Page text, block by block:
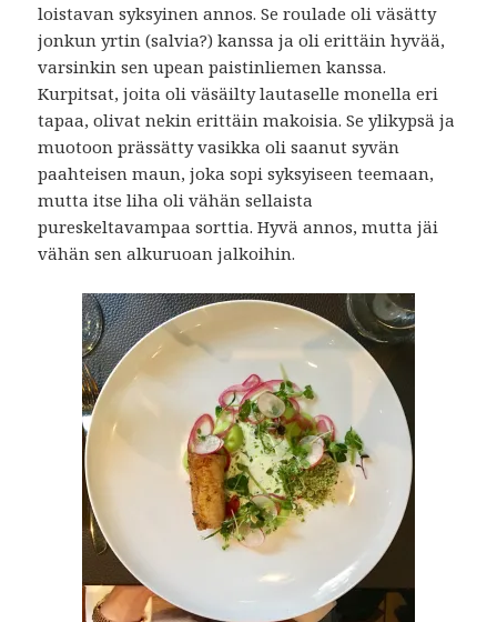
loistavan syksyinen annos. Se roulade oli väsätty
jonkun yrtin (salvia?) kanssa ja oli erittäin hyvää,
varsinkin sen upean paistinliemen kanssa.
Kurpitsat, joita oli väsäilty lautaselle monella eri
tapaa, olivat nekin erittäin makoisia. Se ylikypsä ja
muotoon prässätty vasikka oli saanut syvän
paahteisen maun, joka sopi syksyiseen teemaan,
mutta itse liha oli vähän sellaista
pureskeltavampaa sorttia. Hyvä annos, mutta jäi
vähän sen alkuruoan jalkoihin.